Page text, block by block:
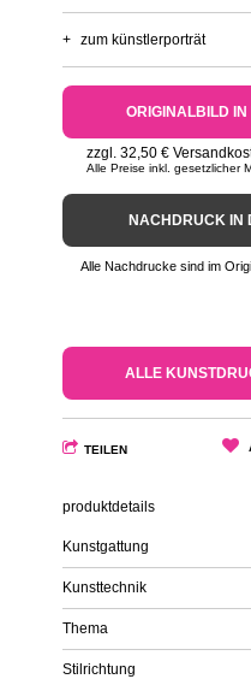
+ zum künstlerporträt
ORIGINALBILD
zzgl. 32,50 €
Alle Preise inkl. gesetzlicher
NACHDRUCK IN
Alle Nachdrucke sind im
ALLE
TEILEN
produktdetails
Kunstgattung
Kunsttechnik
Thema
Stilrichtung